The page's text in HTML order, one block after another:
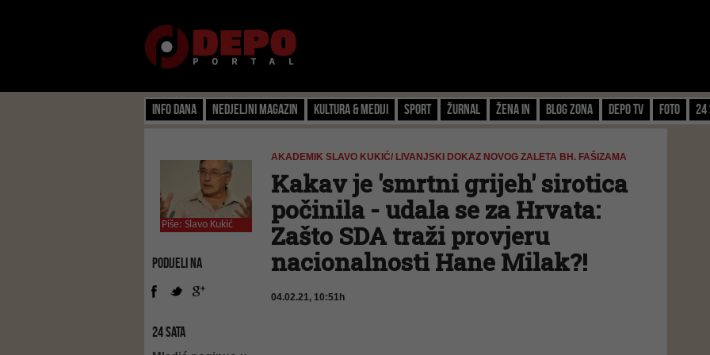
Info dana Nedjeljni magazin Kultura & Mediji Sport Žurnal Žena IN Blog zona Depo TV FOTO 24
Piše: Slavo Kukić
PODIJELI NA
24 SATA
AKADEMIK SLAVO KUKIĆ/ LIVANJSKI DOKAZ NOVOG ZALETA BH. FAŠIZAMA
Kakav je 'smrtni grijeh' sirotica
počinila - udala se za Hrvata:
Zašto SDA traži provjeru
nacionalnosti Hane Milak?!
04.02.21, 10:51h